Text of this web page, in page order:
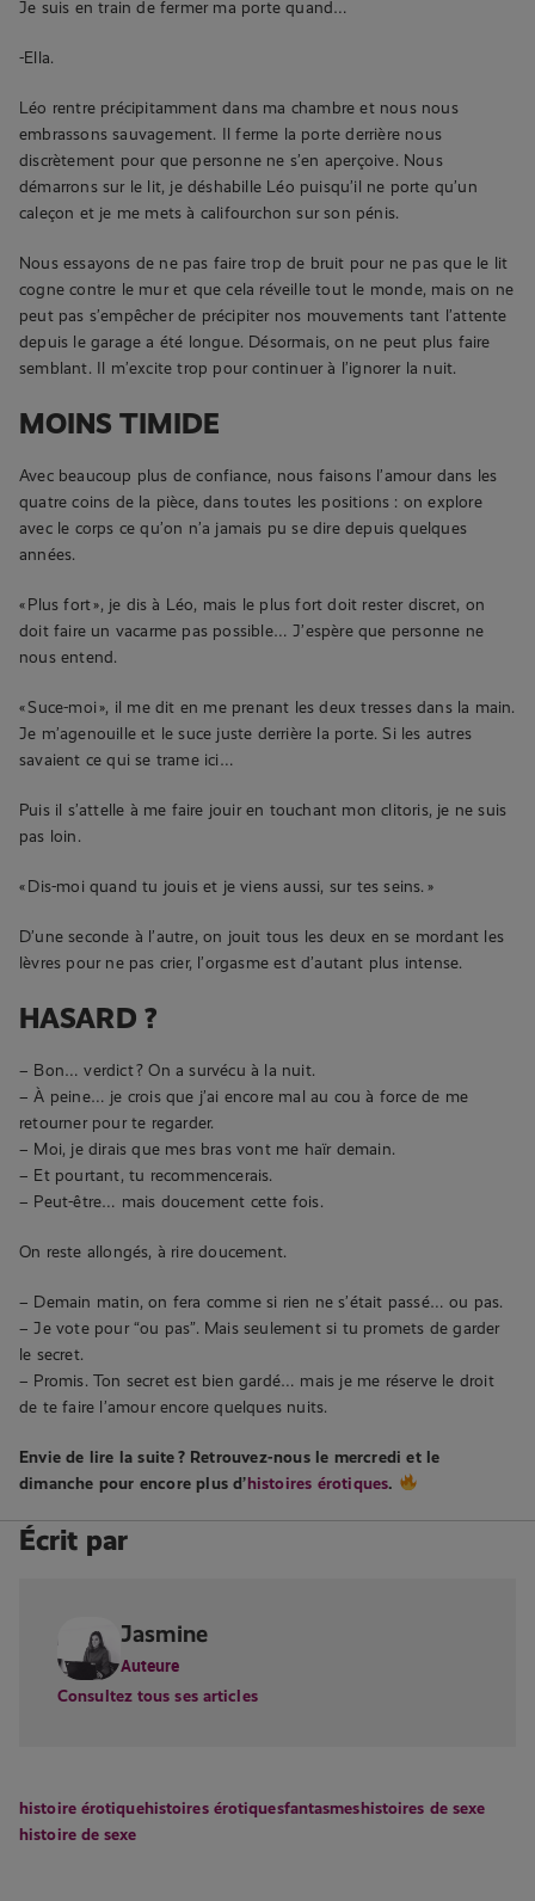
Je suis en train de fermer ma porte quand…
-Ella.
Léo rentre précipitamment dans ma chambre et nous nous
embrassons sauvagement. Il ferme la porte derrière nous
discrètement pour que personne ne s’en aperçoive. Nous
démarrons sur le lit, je déshabille Léo puisqu’il ne porte qu’un
caleçon et je me mets à califourchon sur son pénis.
Nous essayons de ne pas faire trop de bruit pour ne pas que le lit
cogne contre le mur et que cela réveille tout le monde, mais on ne
peut pas s’empêcher de précipiter nos mouvements tant l’attente
depuis le garage a été longue. Désormais, on ne peut plus faire
semblant. Il m’excite trop pour continuer à l’ignorer la nuit.
MOINS TIMIDE
Avec beaucoup plus de confiance, nous faisons l’amour dans les
quatre coins de la pièce, dans toutes les positions : on explore
avec le corps ce qu’on n’a jamais pu se dire depuis quelques
années.
« Plus fort », je dis à Léo, mais le plus fort doit rester discret, on
doit faire un vacarme pas possible… J’espère que personne ne
nous entend.
« Suce-moi », il me dit en me prenant les deux tresses dans la main.
Je m’agenouille et le suce juste derrière la porte. Si les autres
savaient ce qui se trame ici…
Puis il s’attelle à me faire jouir en touchant mon clitoris, je ne suis
pas loin.
« Dis-moi quand tu jouis et je viens aussi, sur tes seins. »
D’une seconde à l’autre, on jouit tous les deux en se mordant les
lèvres pour ne pas crier, l’orgasme est d’autant plus intense.
HASARD ?
– Bon… verdict ? On a survécu à la nuit.
– À peine… je crois que j’ai encore mal au cou à force de me
retourner pour te regarder.
– Moi, je dirais que mes bras vont me haïr demain.
– Et pourtant, tu recommencerais.
– Peut-être… mais doucement cette fois.
On reste allongés, à rire doucement.
– Demain matin, on fera comme si rien ne s’était passé… ou pas.
– Je vote pour “ou pas”. Mais seulement si tu promets de garder
le secret.
– Promis. Ton secret est bien gardé… mais je me réserve le droit
de te faire l’amour encore quelques nuits.
Envie de lire la suite ? Retrouvez-nous le mercredi et le
dimanche pour encore plus d’histoires érotiques.
Écrit par
Jasmine
Auteure
Consultez tous ses articles
histoire érotiquehistoires érotiquesfantasmeshistoires de sexe
histoire de sexe